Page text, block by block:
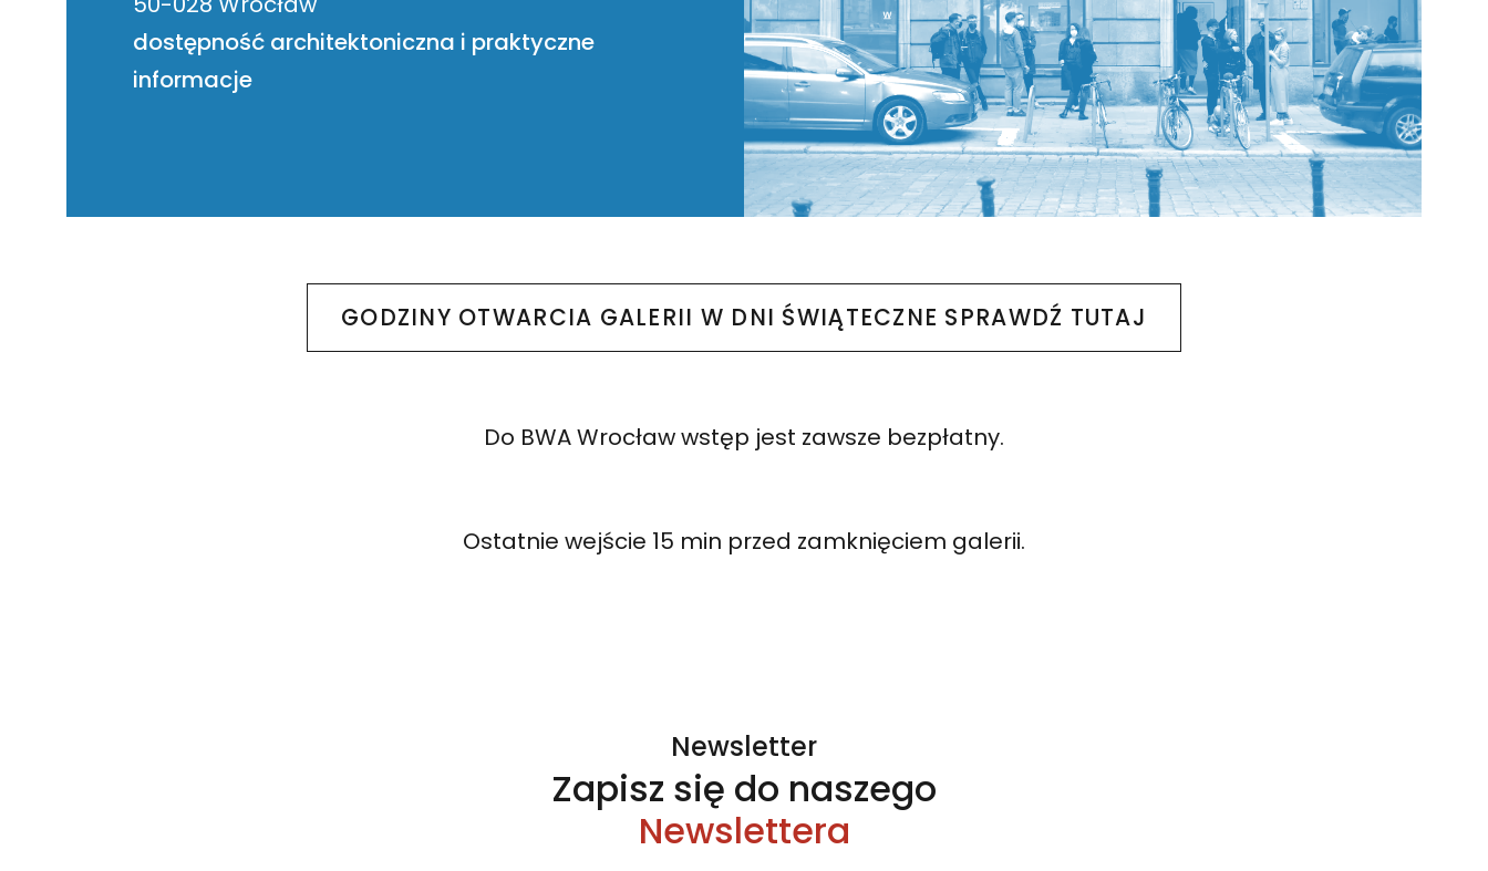
dostępność architektoniczna i praktyczne
informacje
GODZINY OTWARCIA GALERII W DNI ŚWIĄTECZNE SPRAWDŹ TUTAJ
Do BWA Wrocław wstęp jest zawsze bezpłatny.
Ostatnie wejście 15 min przed zamknięciem galerii.
Newsletter
Zapisz się do naszego
Newslettera